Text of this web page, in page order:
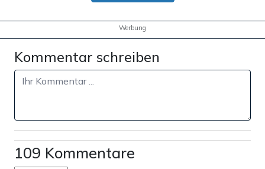
Werbung
Kommentar schreiben
109 Kommentare